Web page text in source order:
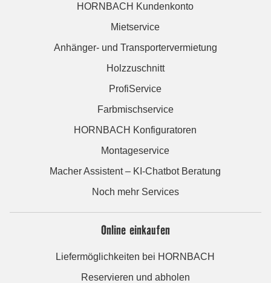
HORNBACH Kundenkonto
Mietservice
Anhänger- und Transportervermietung
Holzzuschnitt
ProfiService
Farbmischservice
HORNBACH Konfiguratoren
Montageservice
Macher Assistent – KI-Chatbot Beratung
Noch mehr Services
Online einkaufen
Liefermöglichkeiten bei HORNBACH
Reservieren und abholen